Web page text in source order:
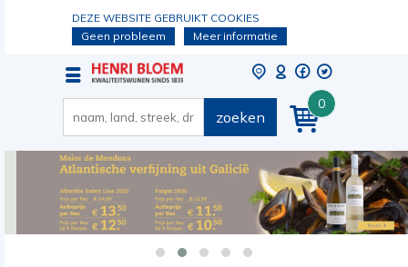
DEZE WEBSITE GEBRUIKT COOKIES
Geen probleem
Meer informatie
0
zoeken